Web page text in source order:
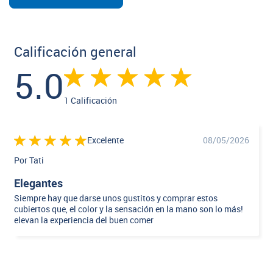
Calificación general
5.0 1 Calificación
Excelente
08/05/2026
Por Tati
Elegantes
Siempre hay que darse unos gustitos y comprar estos
cubiertos que, el color y la sensación en la mano son lo más!
elevan la experiencia del buen comer